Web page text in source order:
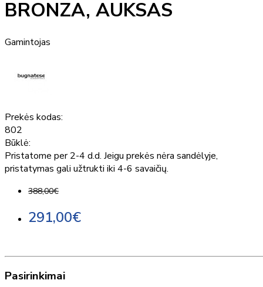
BRONZA, AUKSAS
Gamintojas
Prekės kodas:
802
Būklė:
Pristatome per 2-4 d.d. Jeigu prekės nėra sandėlyje,
pristatymas gali užtrukti iki 4-6 savaičių.
388,00€
291,00€
Pasirinkimai